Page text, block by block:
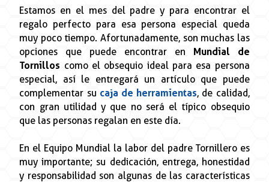
Estamos en el mes del padre y para encontrar el
regalo perfecto para esa persona especial queda
muy poco tiempo. Afortunadamente, son muchas las
opciones que puede encontrar en Mundial de
Tornillos como el obsequio ideal para esa persona
especial, así le entregará un artículo que puede
complementar su caja de herramientas, de calidad,
con gran utilidad y que no será el típico obsequio
que las personas regalan en este día.
En el Equipo Mundial la labor del padre Tornillero es
muy importante; su dedicación, entrega, honestidad
y responsabilidad son algunas de las características